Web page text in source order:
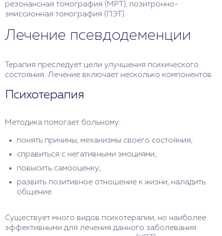
резонансная томография (МРТ), позитронно-
эмиссионная томография (ПЭТ).
Лечение псевдодеменции
Терапия преследует цели улучшения психического
состояния. Лечение включает несколько компонентов.
Психотерапия
Методика помогает больному:
понять причины, механизмы своего состояния;
справиться с негативными эмоциями;
повысить самооценку;
развить позитивное отношение к жизни, наладить
общение.
Существует много видов психотерапии, но наиболее
эффективными для лечения данного заболевания